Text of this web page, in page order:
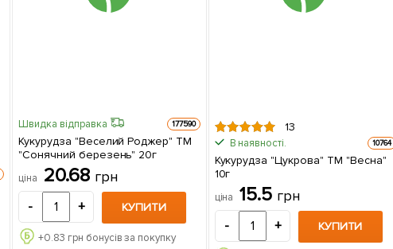
Швидка відправка 177590
Кукурудза "Веселий Роджер" ТМ
"Сонячний березень" 20г
ціна 20.68 грн
- + КУПИТИ
+0.83 грн бонусів за покупку
13
В наявності. 10764
Кукурудза "Цукрова" ТМ "Весна"
10г
ціна 15.5 грн
- + КУПИТИ